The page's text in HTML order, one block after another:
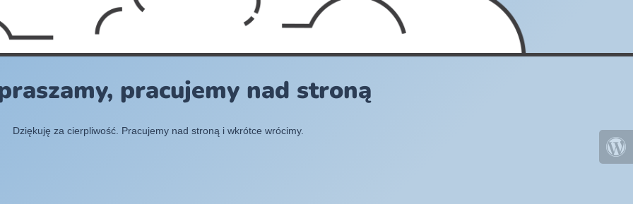
pracujemy nad stroną
Dziękuję za cierpliwość. Pracujemy nad stroną i wkrótce wrócimy.